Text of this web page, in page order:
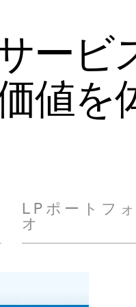
ービ
値を
LPポートフォ
オ